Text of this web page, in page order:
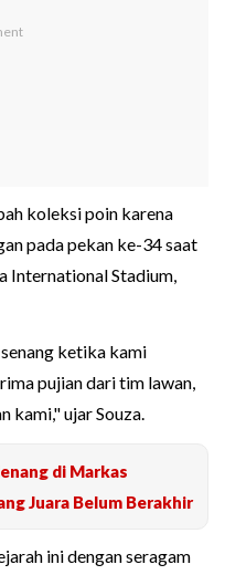
koleksi poin karena
pada pekan ke-34 saat
International Stadium,
ketika kami
pujian dari tim lawan,
kami," ujar Souza.
di Markas
Juara Belum Berakhir
ini dengan seragam